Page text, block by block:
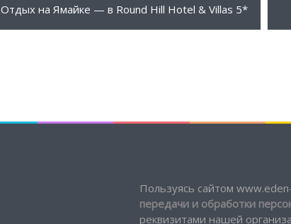
2250 $ ПОДРОБНЕЕ
Отдых на Ямайке — в Round Hill Hotel & Villas 5*
Пользуясь сайтом
передачи и обработки
реквизитами нашей